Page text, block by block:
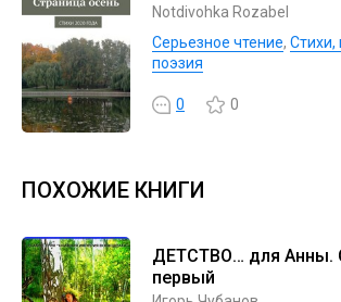
Notdivohka Rozabel
Серьезное чтение, Cтихи,
поэзия
0 0
ПОХОЖИЕ КНИГИ
ДЕТСТВО… для Анны.
первый